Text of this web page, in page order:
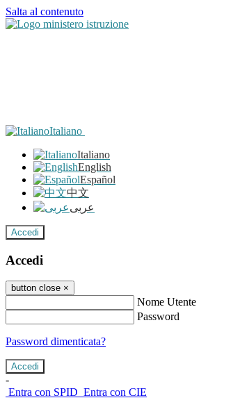
Salta al contenuto
Italiano
Italiano
English
Español
中文
عربى
Accedi
Accedi
button close ×
Nome Utente
Password
Password dimenticata?
-
Entra con SPID Entra con CIE